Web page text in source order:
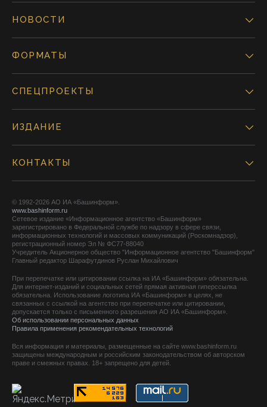
НОВОСТИ
ФОРМАТЫ
СПЕЦПРОЕКТЫ
ИЗДАНИЕ
КОНТАКТЫ
© 1992-2026 АО ИА «Башинформ».
www.bashinform.ru
Сетевое издание «Информационное агентство «Башинформ»
зарегистрировано в Федеральной службе по надзору в сфере связи,
информационных технологий и массовых коммуникаций (Роскомнадзор),
регистрационный номер Эл № ФС77-88040
Учредитель Акционерное общество "Информационное агентство "Башинформ"
Главный редактор Шарафутдинов Руслан Михайлович
При перепечатке или цитировании ссылка на ИА «Башинформ» обязательна.
Для интернет-изданий и социальных сетей прямая активная гиперссылка
обязательна. Использование логотипа ИА «Башинформ» в целях, не
связанных с ссылкой на агентство при перепечатке или цитировании,
допускается только с письменного разрешения АО ИА «Башинформ».
Об использовании персональных данных
Правила применения рекомендательных технологий
Вся информация и материалы, размещенные на сайте www.bashinform.ru
защищены международным и российским законодательством об авторском
праве и смежных правах. 18+ запрещено для детей.